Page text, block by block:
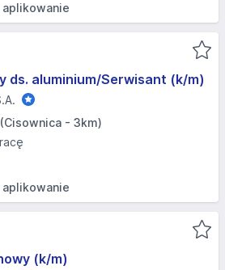
ds. aluminium/Serwisant (k/m)
- 3km)
(k/m)